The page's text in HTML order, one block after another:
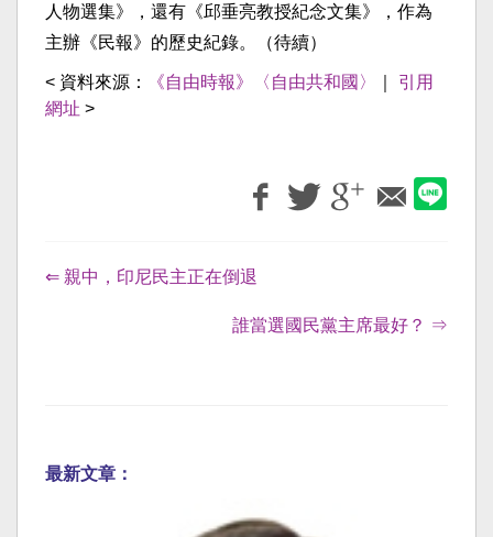
人物選集》，還有《邱垂亮教授紀念文集》，作為
主辦《民報》的歷史紀錄。（待續）
< 資料來源： 《自由時報》〈自由共和國〉
引用
網址 >
⇐ 親中，印尼民主正在倒退
誰當選國民黨主席最好？ ⇒
最新文章：